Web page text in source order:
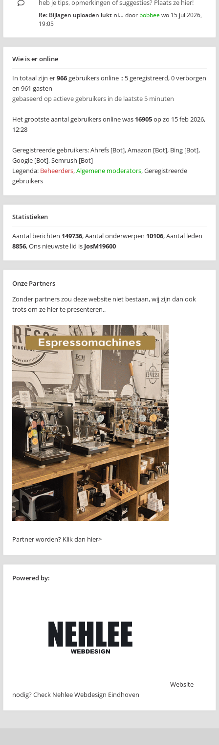
heb je tips, opmerkingen of suggesties? Plaats ze hier!
Re: Bijlagen uploaden lukt ni… door bobbeewo 15 jul 2026,
19:05
Wie is er online
In totaal zijn er966gebruikers online :: 5 geregistreerd, 0 verborgen
en 961 gasten
gebaseerd op actieve gebruikers in de laatste 5 minuten
Het grootste aantal gebruikers online was 16905op zo 15 feb 2026,
12:28
Geregistreerde gebruikers:Ahrefs [Bot],Amazon [Bot], Bing [Bot],
Google [Bot],Semrush [Bot]
Legenda: Beheerders,Algemene moderators,Geregistreerde
gebruikers
Statistieken
Aantal berichten 149736,Aantal onderwerpen 10106,Aantal leden
8856,Ons nieuwste lid is JosM19600
Onze Partners
Zonder partners zou deze website niet bestaan, wij zijn dan ook
trots om ze hier te presenteren..
Partner worden? Klik dan hier>
Powered by:
Website
nodig? Check Nehlee Webdesign Eindhoven